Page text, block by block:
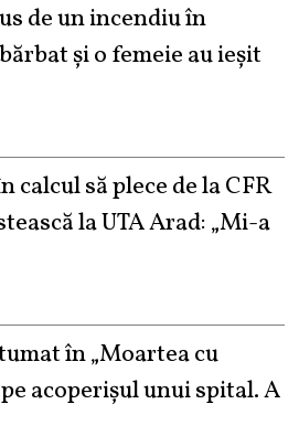
de un incendiu în
și o femeie au ieșit
calcul să plece de la CFR
la UTA Arad: „Mi-a
în „Moartea cu
pe acoperișul unui spital. A